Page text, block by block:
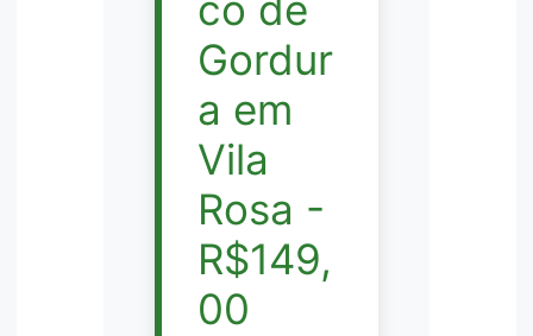
Gordur
a em
Vila
Rosa -
R$149,
00